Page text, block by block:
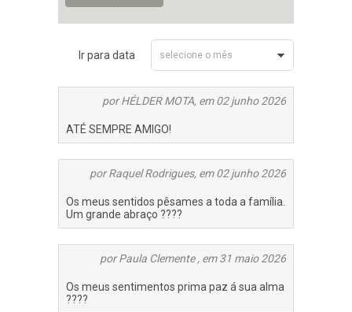
selecione o mês
Junho 2026
Ir para data
por HÉLDER MOTA, em 02 junho 2026
ATÉ SEMPRE AMIGO!
por Raquel Rodrigues, em 02 junho 2026
Os meus sentidos pêsames a toda a família.
Um grande abraço ????
por Paula Clemente , em 31 maio 2026
Os meus sentimentos prima paz á sua alma
????